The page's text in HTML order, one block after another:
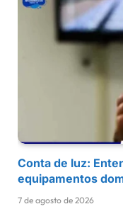
Conta de luz:
equipamentos
7 de agosto de 2026